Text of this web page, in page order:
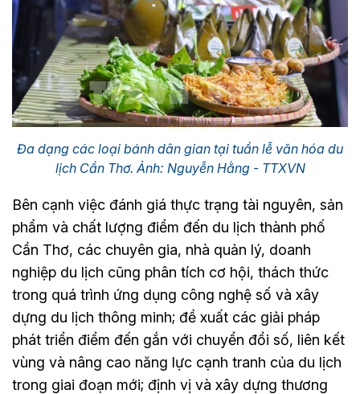
Đa dạng các loại bánh dân gian tại tuần lễ văn hóa du
lịch Cần Thơ. Ảnh: Nguyễn Hằng - TTXVN
Bên cạnh việc đánh giá thực trạng tài nguyên, sản
phẩm và chất lượng điểm đến du lịch thành phố
Cần Thơ, các chuyên gia, nhà quản lý, doanh
nghiệp du lịch cũng phân tích cơ hội, thách thức
trong quá trình ứng dụng công nghệ số và xây
dựng du lịch thông minh; đề xuất các giải pháp
phát triển điểm đến gắn với chuyển đổi số, liên kết
vùng và nâng cao năng lực cạnh tranh của du lịch
trong giai đoạn mới; định vị và xây dựng thương